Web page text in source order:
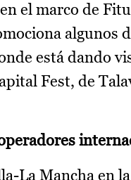
el marco de
algunos
está dando
Fest, de
La Mancha en